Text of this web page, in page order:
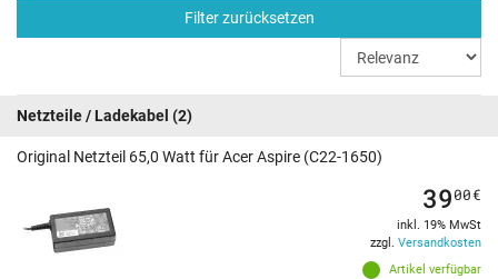
Filter zurücksetzen
Netzteile / Ladekabel (2)
Original Netzteil 65,0 Watt für Acer Aspire (C22-1650)
Artikel verfügbar
3900€
inkl. 19% MwSt
zzgl. Versandkosten